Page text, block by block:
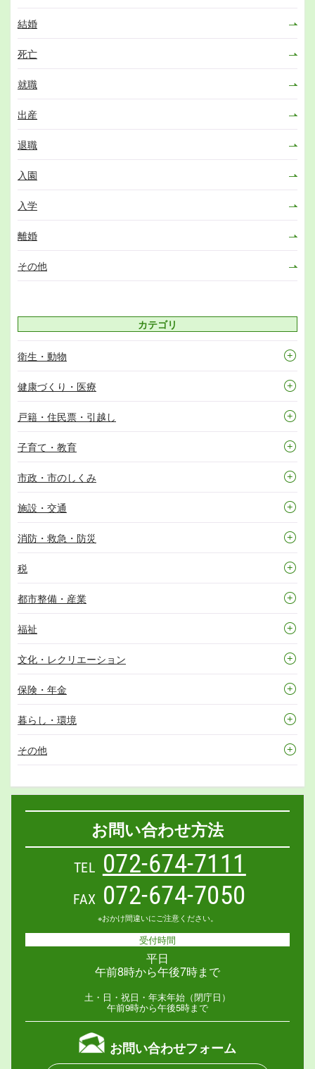
結婚
死亡
就職
出産
退職
入園
入学
離婚
その他
カテゴリ
衛生・動物
健康づくり・医療
戸籍・住民票・引越し
子育て・教育
市政・市のしくみ
施設・交通
消防・救急・防災
税
都市整備・産業
福祉
文化・レクリエーション
保険・年金
暮らし・環境
その他
お問い合わせ方法
TEL 072-674-7111
FAX 072-674-7050
※おかけ間違いにご注意ください。
受付時間
平日
午前8時から午後7時まで
土・日・祝日・年末年始（閉庁日）
午前9時から午後5時まで
お問い合わせフォーム